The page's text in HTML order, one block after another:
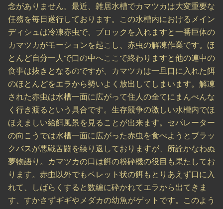
念がありません。最近、雑居水槽でカマツカは大変重要な
任務を毎日遂行しております。この水槽内におけるメイン
ディシュは冷凍赤虫で、ブロックを入れますと一番巨体の
カマツカがモーションを起こし、赤虫の解凍作業です。ほ
とんど自分一人で口の中へここで終わりますと他の連中の
食事は抜きとなるのですが、カマツカは一旦口に入れた餌
のほとんどをエラから勢いよく放出してしまいます。解凍
された赤虫は水槽一面に広がって住人の全てにまんべんな
く行き渡るという具合です。生存競争の激しい水槽内でほ
ほえましい給餌風景を見ることが出来ます。セパレーター
の向こうでは水槽一面に広がった赤虫を食べようとブラッ
クバスが悪戦苦闘を繰り返しておりますが、所詮かなわぬ
夢物語り。カマツカの口は餌の粉砕機の役目も果たしてお
ります。赤虫以外でもペレット状の餌もとりあえず口に入
れて、しばらくすると数編に砕かれてエラから出てきま
す、すかさずギギやメダカの幼魚がゲットです。このよう